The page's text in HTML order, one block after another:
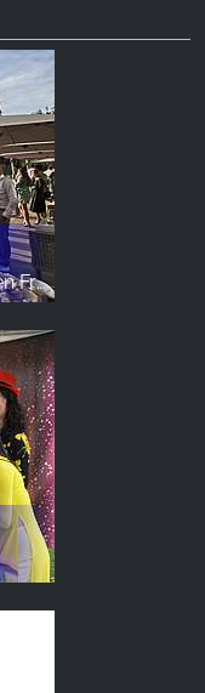
anonymt.
at forstå,
vores